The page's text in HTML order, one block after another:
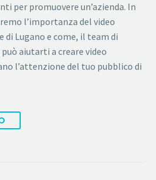
per promuovere un’azienda. In
l’importanza del video
di Lugano e come, il team di
aiutarti a creare video
l’attenzione del tuo pubblico di